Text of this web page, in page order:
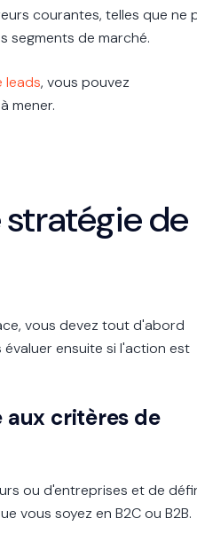
courantes, telles que ne
segments de marché.
leads, vous pouvez
mener.
de
vous devez tout d'abord
ensuite si l'action est
aux critères de
ou d'entreprises et de
vous soyez en B2C ou B2B.